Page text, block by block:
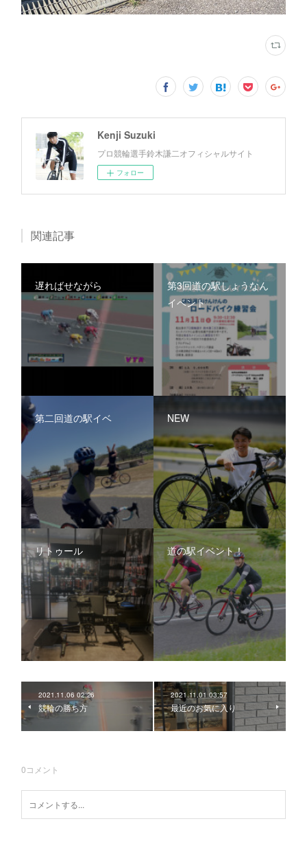
Kenji Suzuki
プロ競輪選手鈴木謙二オフィシャルサイト
フォロー
関連記事
遅ればせながら
第3回道の駅しょうなん
イベント
第二回道の駅イベ NEW
リトゥール 道の駅イベント！
2021.11.06 02:26
競輪の勝ち方
2021.11.01 03:57
最近のお気に入り
0コメント